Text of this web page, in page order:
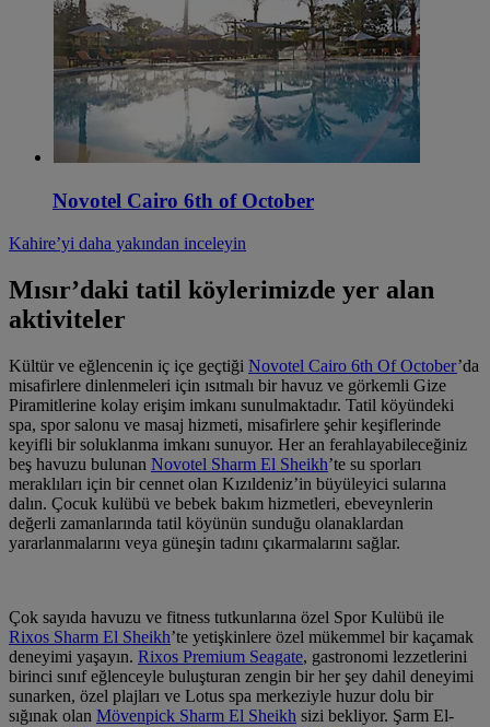
Novotel Cairo 6th of October
Kahire’yi daha yakından inceleyin
Mısır’daki tatil köylerimizde yer alan
aktiviteler
Kültür ve eğlencenin iç içe geçtiği Novotel Cairo 6th Of October’da
misafirlere dinlenmeleri için ısıtmalı bir havuz ve görkemli Gize
Piramitlerine kolay erişim imkanı sunulmaktadır. Tatil köyündeki
spa, spor salonu ve masaj hizmeti, misafirlere şehir keşiflerinde
keyifli bir soluklanma imkanı sunuyor. Her an ferahlayabileceğiniz
beş havuzu bulunan Novotel Sharm El Sheikh’te su sporları
meraklıları için bir cennet olan Kızıldeniz’in büyüleyici sularına
dalın. Çocuk kulübü ve bebek bakım hizmetleri, ebeveynlerin
değerli zamanlarında tatil köyünün sunduğu olanaklardan
yararlanmalarını veya güneşin tadını çıkarmalarını sağlar.
Çok sayıda havuzu ve fitness tutkunlarına özel Spor Kulübü ile
Rixos Sharm El Sheikh’te yetişkinlere özel mükemmel bir kaçamak
deneyimi yaşayın. Rixos Premium Seagate, gastronomi lezzetlerini
birinci sınıf eğlenceyle buluşturan zengin bir her şey dahil deneyimi
sunarken, özel plajları ve Lotus spa merkeziyle huzur dolu bir
sığınak olan Mövenpick Sharm El Sheikh sizi bekliyor. Şarm El-